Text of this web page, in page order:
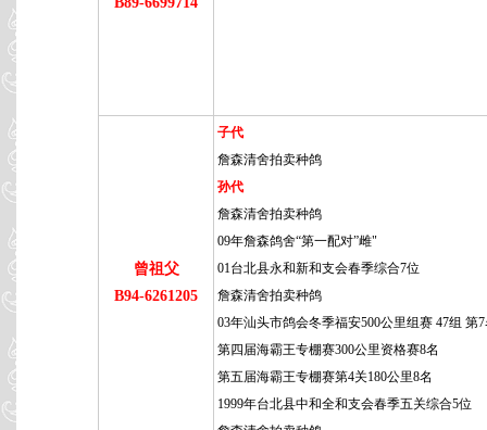
曾祖父
B94-6261205
子代
詹森清舍拍卖种鸽
孙代
詹森清舍拍卖种鸽
09年詹森鸽舍“第一配对”雌"
01台北县永和新和支会春季综合7位
詹森清舍拍卖种鸽
03年汕头市鸽会冬季福安500公里组赛 47组 第
第四届海霸王专棚赛300公里资格赛8名
第五届海霸王专棚赛第4关180公里8名
1999年台北县中和全和支会春季五关综合5位